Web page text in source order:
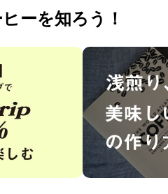
ーを知ろう！